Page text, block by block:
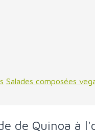
Salades composées
de Quinoa à